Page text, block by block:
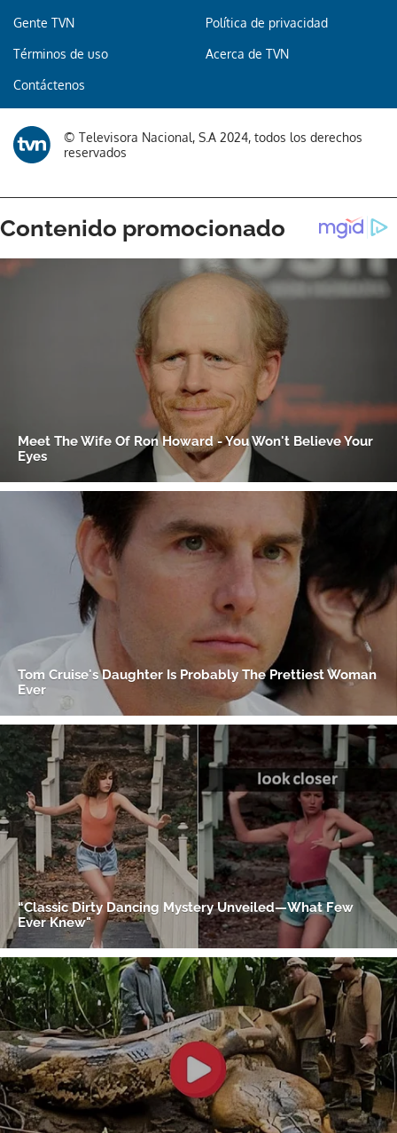
Gente TVN Política de privacidad
Términos de uso Acerca de TVN
Contáctenos
© Televisora Nacional, S.A 2024, todos los derechos
reservados